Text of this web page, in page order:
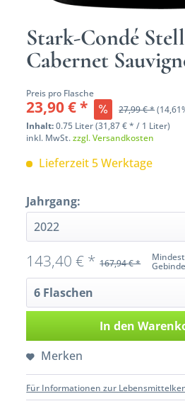
Stark-Condé
Cabernet
Preis pro Flasche
23,90 € * 27,99 € *
Inhalt:0.75 Liter (31,87 € * / 1 Liter)
inkl. MwSt.zzgl. Versandkosten
Lieferzeit 5 Werktage
Jahrgang:
143,40 € * 167,94 € *
In den
Merken
Für Informationen zur